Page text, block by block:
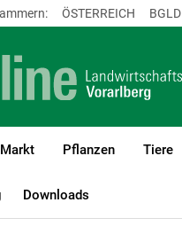
ÖSTERREICH BGLD
Markt Pflanzen Tiere
Downloads
Energie & Technik